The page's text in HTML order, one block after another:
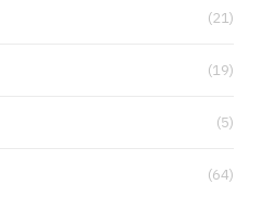
(21)
(19)
(5)
(64)